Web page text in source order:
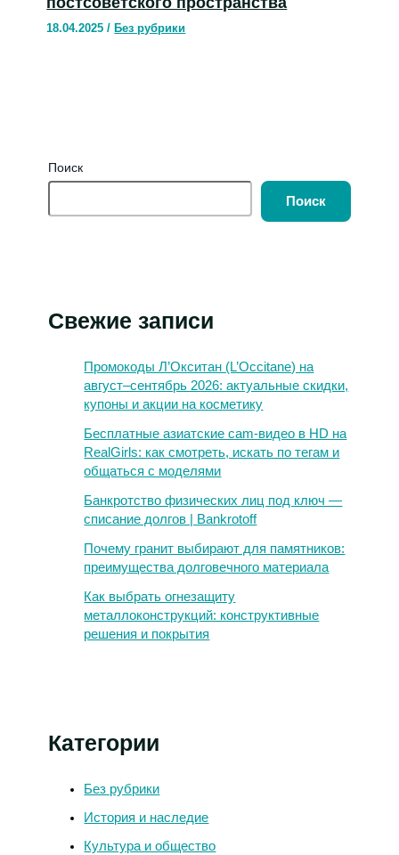
18.04.2025/Без рубрики
Поиск
Поиск
Свежие записи
Промокоды Л’Окситан (L’Occitane) на
август–сентябрь 2026: актуальные скидки,
купоны и акции на косметику
Бесплатные азиатские cam-видео в HD на
RealGirls: как смотреть, искать по тегам и
общаться с моделями
Банкротство физических лиц под ключ —
списание долгов | Bankrotoff
Почему гранит выбирают для памятников:
преимущества долговечного материала
Как выбрать огнезащиту
металлоконструкций: конструктивные
решения и покрытия
Категории
Без рубрики
История и наследие
Культура и общество